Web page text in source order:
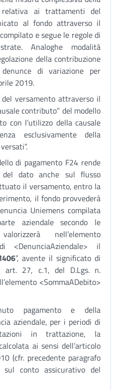
relativa ai trattamenti del
al fondo attraverso il
e segue le regole di
Analoghe modalità
della contribuzione
di variazione per
2019.
versamento attraverso il
contributo” del modello
con l’utilizzo della causale
esclusivamente della
di pagamento F24 rende
del dato anche sul flusso
il versamento, entro la
il fondo provvederà
Uniemens compilata
aziendale secondo le
nell’elemento
<DenunciaAziendale> il
”, avente il significato di
art. 27, c.1, del D.Lgs. n.
<SommaADebito>
pagamento e della
aziendale, per i periodi di
in trattazione, la
ai sensi dell’articolo
(cfr. precedente paragrafo
conto assicurativo del